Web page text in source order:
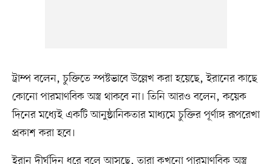
ট্রাম্প বলেন, চুক্তিতে স্পষ্টভাবে উল্লেখ করা হয়েছে, ইরানের কাছে
কোনো পারমাণবিক অস্ত্র থাকবে না। তিনি আরও বলেন, কয়েক
দিনের মধ্যেই একটি আনুষ্ঠানিকতার মাধ্যমে চুক্তির পূর্ণাঙ্গ রূপরেখা
প্রকাশ করা হবে।